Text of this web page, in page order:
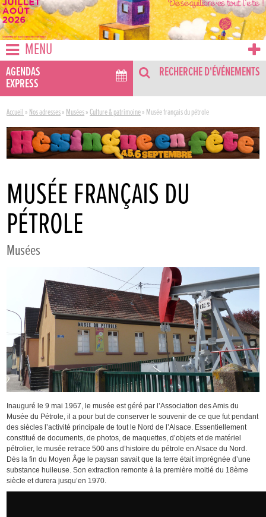
MENU
AGENDAS
EXPRESS
RECHERCHE D'ÉVÉNEMENTS
Accueil » Nos adresses» Musées»Culture & patrimoine» Musée français du pétrole
MUSÉE FRANÇAIS DU
PÉTROLE
Musées
Inauguré le 9 mai 1967, le musée est géré par l’Association des Amis du
Musée du Pétrole, il a pour but de conserver le souvenir de ce que fut pendant
des siècles l’activité principale de tout le Nord de l’Alsace. Essentiellement
constitué de documents, de photos, de maquettes, d’objets et de matériel
pétrolier, le musée retrace 500 ans d’histoire du pétrole en Alsace du Nord.
Dès la fin du Moyen Âge le paysan savait que la terre était imprégnée d’une
substance huileuse. Son extraction remonte à la première moitié du 18ème
siècle et durera jusqu’en 1970.